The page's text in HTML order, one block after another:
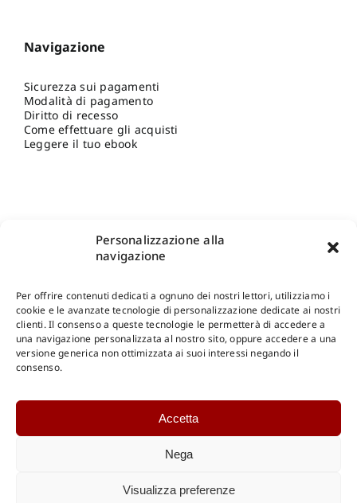
Personalizzazione alla
navigazione
Per offrire contenuti dedicati a ognuno dei nostri lettori, utilizziamo i
cookie e le avanzate tecnologie di personalizzazione dedicate ai nostri
clienti. Il consenso a queste tecnologie le permetterà di accedere a
una navigazione personalizzata al nostro sito, oppure accedere a una
versione generica non ottimizzata ai suoi interessi negando il
consenso.
Accetta
Nega
Visualizza preferenze
Navigazione
Sicurezza sui pagamenti
Modalità di pagamento
Diritto di recesso
Come effettuare gli acquisti
Leggere il tuo ebook
Shop Gangemi Editore-Pagamenti Sicuri e anche Rateali
Catalogo Online
Catalogo Internazionale
DOWNLOAD
Catalogo Internazionale